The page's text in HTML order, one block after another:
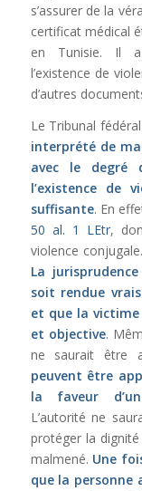
s’assurer de la
certificat médical
en Tunisie. Il a
l’existence de
d’autres
Le Tribunal
interprété de
avec le degré
l’existence de
suffisante. En
50 al. 1 LEtr,
violence
La
soit rendue
et que la
et objective.
ne saurait être
peuvent être
la faveur d’un
L’autorité ne
protéger la dignité
malmené. Une
que la personne